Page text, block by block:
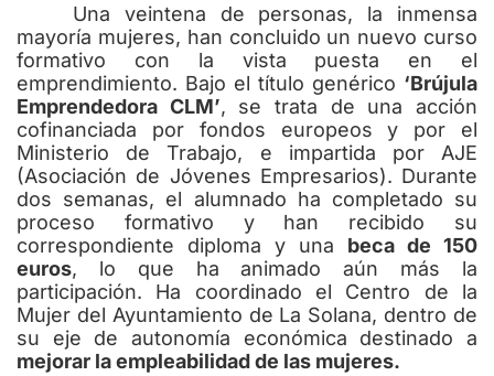
Una veintena de personas, la inmensa
mayoría mujeres, han concluido un nuevo curso
formativo con la vista puesta en el
emprendimiento. Bajo el título genérico ‘Brújula
Emprendedora CLM’, se trata de una acción
cofinanciada por fondos europeos y por el
Ministerio de Trabajo, e impartida por AJE
(Asociación de Jóvenes Empresarios). Durante
dos semanas, el alumnado ha completado su
proceso formativo y han recibido su
correspondiente diploma y una beca de 150
euros, lo que ha animado aún más la
participación. Ha coordinado el Centro de la
Mujer del Ayuntamiento de La Solana, dentro de
su eje de autonomía económica destinado a
mejorar la empleabilidad de las mujeres.